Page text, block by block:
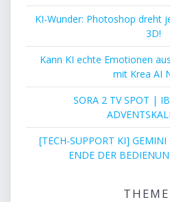
KI-Wunder: Photoshop dreht
3D!
Kann KI echte Emotionen
mit Krea AI
SORA 2 TV SPOT |
[TECH-SUPPORT KI]
ENDE DER